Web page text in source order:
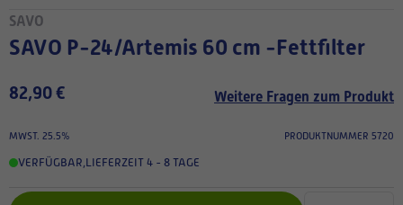
SAVO
SAVO P-24/Artemis 60 cm -Fettfilter
82,90 € Weitere Fragen zum Produkt
MWST. 25.5% PRODUKTNUMMER 5720
VERFÜGBAR LIEFERZEIT 4 - 8 TAGE